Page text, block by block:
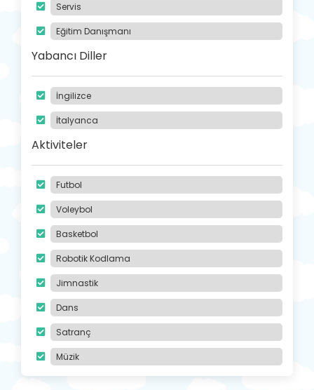
Servis
Eğitim Danışmanı
Yabancı Diller
İngilizce
İtalyanca
Aktiviteler
Futbol
Voleybol
Basketbol
Robotik Kodlama
Jimnastik
Dans
Satranç
Müzik